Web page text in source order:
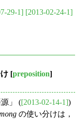
29-1] [2013-02-24-1]
[preposition]
」 ([2013-02-14-1])
の使い分けは，